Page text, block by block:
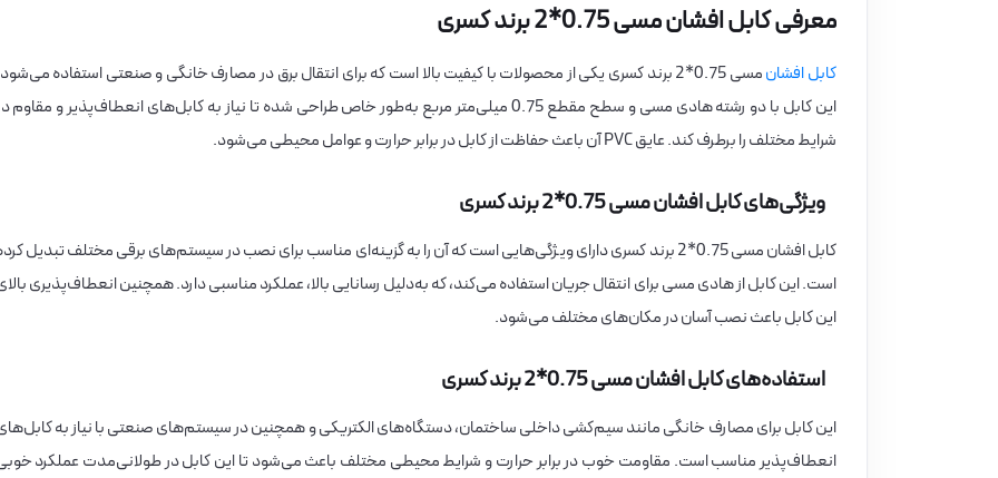
معرفی کابل افشان مسی 0.75*2 برند کسری
کابل افشان
مسی 0.75*2 برند کسری یکی از محصولات با کیفیت بالا است که برای انتقال برق در مصارف خانگی و صنعتی استفاده
این کابل با دو رشته هادی مسی و سطح مقطع 0.75 میلی‌متر مربع به‌طور خاص طراحی شده تا نیاز به کابل‌های انعطاف‌پذیر و مقاوم
شرایط مختلف را برطرف کند. عایق PVC آن باعث حفاظت از کابل در برابر حرارت و عوامل محیطی می‌شود.
ویژگی‌های کابل افشان مسی 0.75*2 برند کسری
کابل افشان مسی 0.75*2 برند کسری دارای ویژگی‌هایی است که آن را به گزینه‌ای مناسب برای نصب در سیستم‌های برقی مختلف تبدیل
است. این کابل از هادی مسی برای انتقال جریان استفاده می‌کند، که به‌دلیل رسانایی بالا، عملکرد مناسبی دارد. همچنین انعطاف‌پذیری
این کابل باعث نصب آسان در مکان‌های مختلف می‌شود.
استفاده‌های کابل افشان مسی 0.75*2 برند کسری
این کابل برای مصارف خانگی مانند سیم‌کشی داخلی ساختمان، دستگاه‌های الکتریکی و همچنین در سیستم‌های صنعتی با نیاز به
انعطاف‌پذیر مناسب است. مقاومت خوب در برابر حرارت و شرایط محیطی مختلف باعث می‌شود تا این کابل در طولانی‌مدت عملکرد